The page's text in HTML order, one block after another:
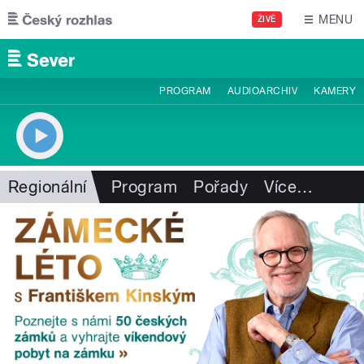
Přejít k hlavnímu obsahu
ŽIVĚ MENU
PROGRAM AUDIOARCHIV KAMERY
Regionální Program Pořady Více…